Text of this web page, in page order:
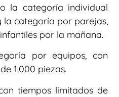
la categoría individual
la categoría por parejas,
por la mañana.
por equipos, con
1.000 piezas.
tiempos limitados de